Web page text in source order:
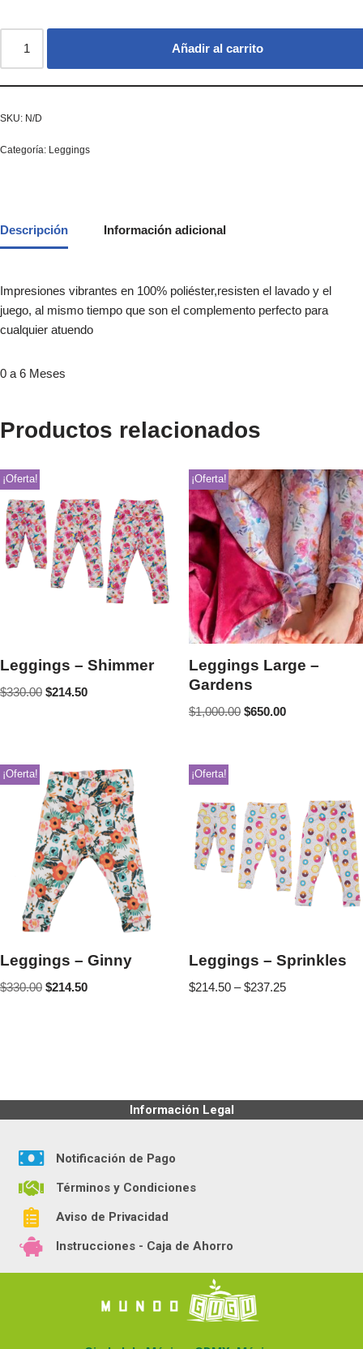
Añadir al carrito
SKU: N/D
Categoría: Leggings
Descripción Información adicional
Impresiones vibrantes en 100% poliéster,resisten el lavado y el
juego, al mismo tiempo que son el complemento perfecto para
cualquier atuendo
0 a 6 Meses
Productos relacionados
¡Oferta!
Leggings – Shimmer
$330.00 $214.50
¡Oferta!
Leggings Large –
Gardens
$1,000.00 $650.00
¡Oferta!
Leggings – Ginny
$330.00 $214.50
¡Oferta!
Leggings – Sprinkles
$214.50 – $237.25
Información Legal
Notificación de Pago
Términos y Condiciones
Aviso de Privacidad
Instrucciones - Caja de Ahorro